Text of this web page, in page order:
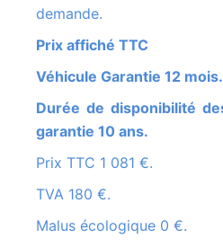
demande.
Prix affiché TTC
Véhicule Garantie 12 mois.
Durée de disponibilité des pièces détachées:
garantie 10 ans.
Prix TTC 1 081 €.
TVA 180 €.
Malus écologique 0 €.